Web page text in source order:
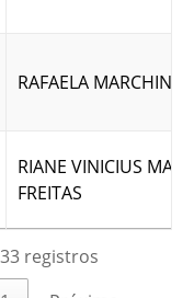
RAFAELA MARCHINI
RIANE VINICIUS
FREITAS
registros